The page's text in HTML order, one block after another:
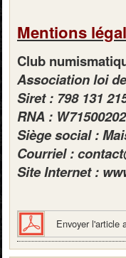
Mentions
Club
Association loi
Siret : 798 131
RNA :
Siège social :
Courriel :
Site Internet :
Envoyer l'article